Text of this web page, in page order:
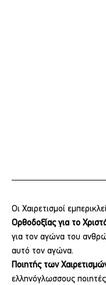
Οι Χαιρετισμοί
Ορθοδοξίας για το
για τον αγώνα του
αυτό τον αγώνα.
Ποιητής των
ελληνόγλωσσους